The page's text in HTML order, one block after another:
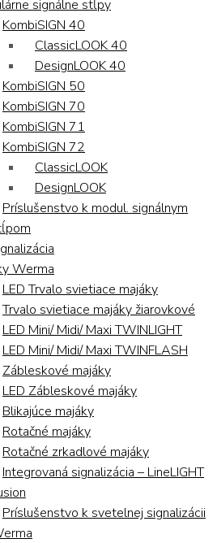
signálne stĺpy
KombiSIGN 40
ClassicLOOK 40
DesignLOOK 40
KombiSIGN 50
KombiSIGN 70
KombiSIGN 71
KombiSIGN 72
ClassicLOOK
DesignLOOK
Príslušenstvo k modul. signálnym
Werma
LED Trvalo svietiace majáky
Trvalo svietiace majáky žiarovkové
LED Mini/ Midi/ Maxi TWINLIGHT
LED Mini/ Midi/ Maxi TWINFLASH
Zábleskové majáky
LED Zábleskové majáky
Blikajúce majáky
Rotačné majáky
Rotačné zrkadlové majáky
Integrovaná signalizácia – LineLIGHT
Príslušenstvo k svetelnej signalizácii